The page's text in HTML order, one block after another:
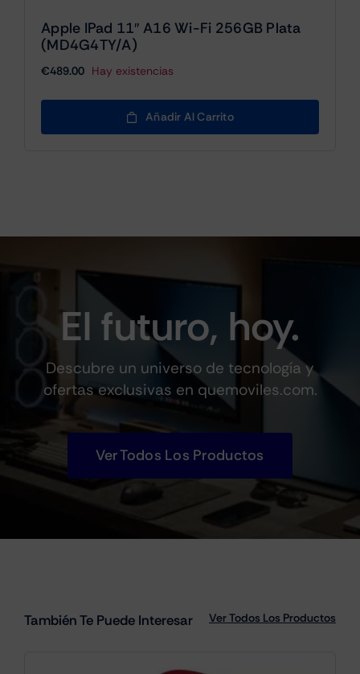
Apple IPad 11″ A16 Wi-Fi 256GB Plata
(MD4G4TY/A)
€489.00 Hay existencias
Añadir Al Carrito
El futuro, hoy.
Descubre un universo de tecnología y
ofertas exclusivas en quemoviles.com.
Ver Todos Los Productos
También Te Puede Interesar Ver Todos Los Productos